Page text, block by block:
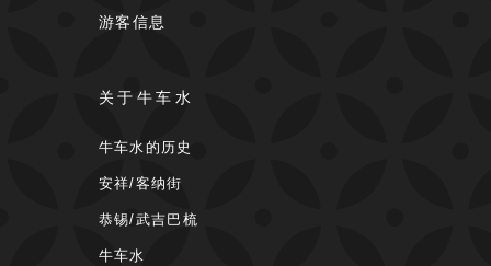
游客信息
关于牛车水
牛车水的历史
安祥/客纳街
恭锡/武吉巴梳
牛车水